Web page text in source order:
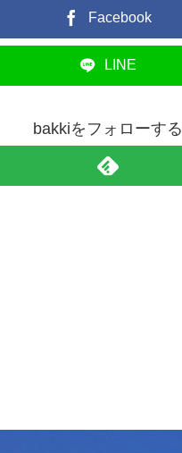
Facebook
LINE
bakkiをフォローする